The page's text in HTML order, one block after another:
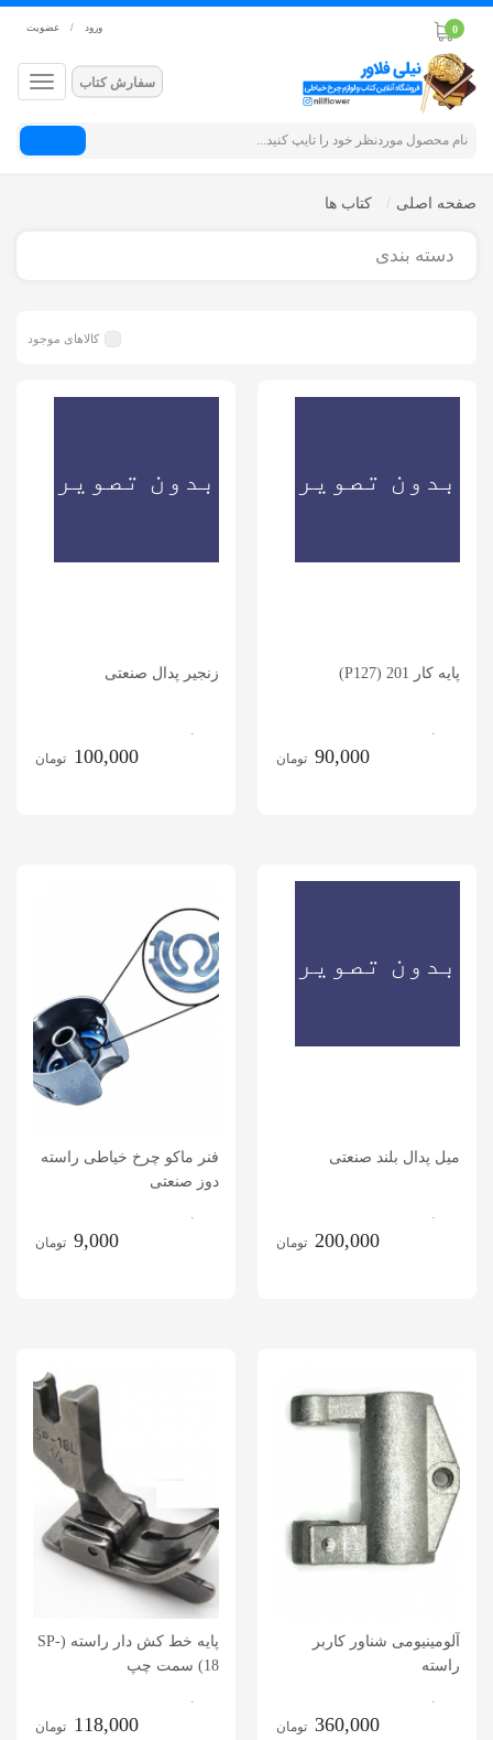
ورود / عضویت 0
سفارش کتاب
صفحه اصلی کتاب ها
دسته بندی
کالاهای موجود
پایه کار 201 (P127)
.
90,000 تومان
زنجیر پدال صنعتی
.
100,000 تومان
میل پدال بلند صنعتی
.
200,000 تومان
فنر ماکو چرخ خیاطی راسته
دوز صنعتی
.
9,000 تومان
آلومینیومی شناور کاربر
راسته
.
360,000 تومان
پایه خط کش دار راسته (SP-
18) سمت چپ
.
118,000 تومان